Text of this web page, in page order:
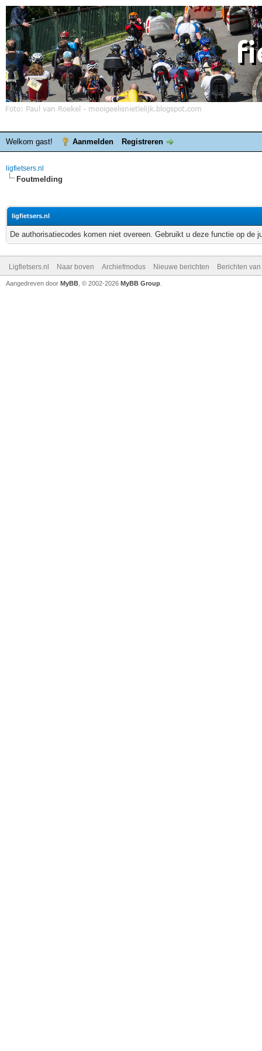
Welkom gast! Aanmelden Registreren
ligfietsers.nl
Foutmelding
ligfietsers.nl
De authorisatiecodes komen niet overeen. Gebruikt u deze functie op de
Ligfietsers.nl Naar boven Archiefmodus Nieuwe berichten Berichten
Aangedreven door MyBB , © 2002-2026 MyBB Group